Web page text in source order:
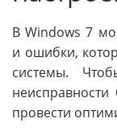
В Windows 7
и ошибки,
системы.
провести